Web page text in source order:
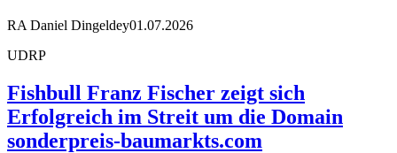
RA Daniel Dingeldey01.07.2026
UDRP
Fishbull Franz Fischer zeigt sich
Erfolgreich im Streit um die Domain
sonderpreis-baumarkts.com